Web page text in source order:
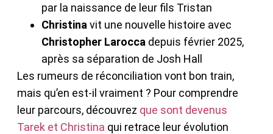
par la naissance de leur fils Tristan
Christina vit une nouvelle histoire avec
Christopher Larocca depuis février 2025,
après sa séparation de Josh Hall
Les rumeurs de réconciliation vont bon train,
mais qu’en est-il vraiment ? Pour comprendre
leur parcours, découvrez que sont devenus
Tarek et Christina qui retrace leur évolution